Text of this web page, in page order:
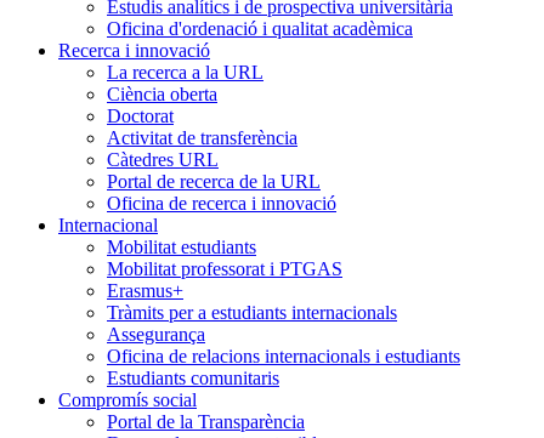
Estudis analítics i de prospectiva universitària
Oficina d'ordenació i qualitat acadèmica
Recerca i innovació
La recerca a la URL
Ciència oberta
Doctorat
Activitat de transferència
Càtedres URL
Portal de recerca de la URL
Oficina de recerca i innovació
Internacional
Mobilitat estudiants
Mobilitat professorat i PTGAS
Erasmus+
Tràmits per a estudiants internacionals
Assegurança
Oficina de relacions internacionals i estudiants
Estudiants comunitaris
Compromís social
Portal de la Transparència